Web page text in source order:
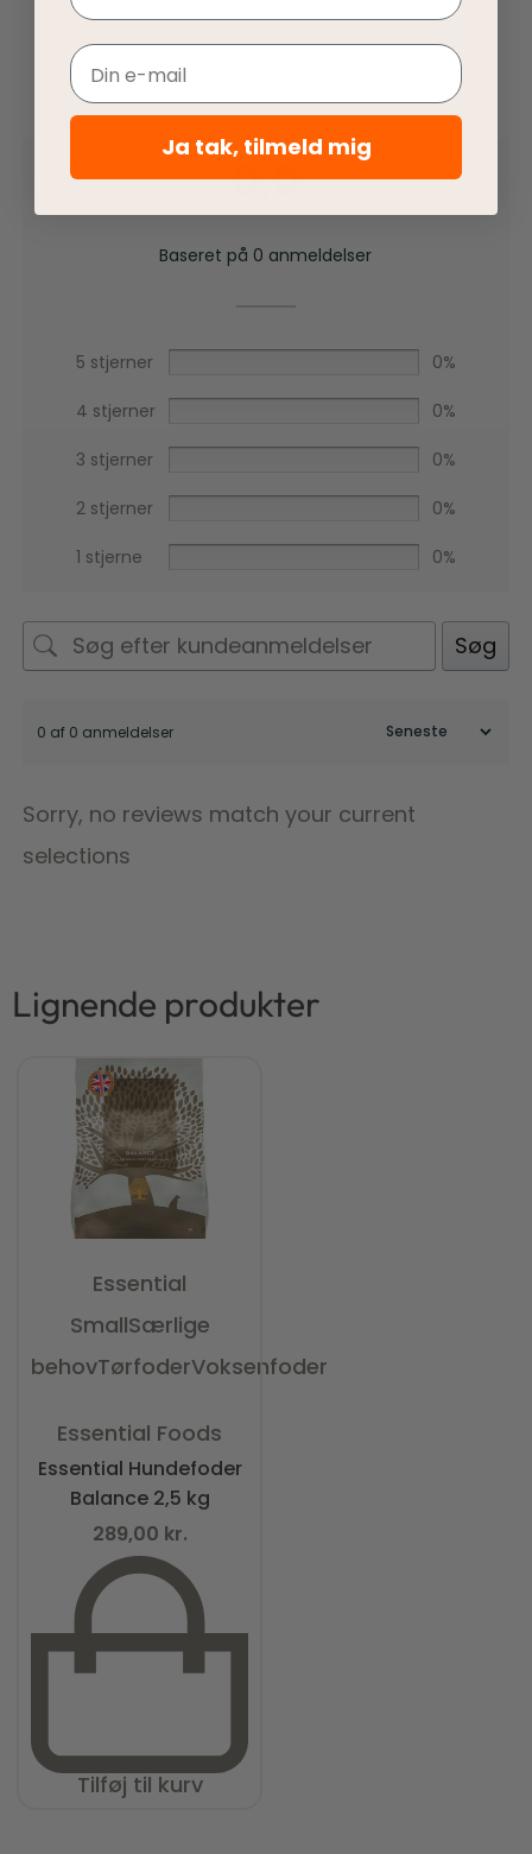
0,0
Baseret på 0 anmeldelser
5 stjerner 0%
4 stjerner 0%
3 stjerner 0%
2 stjerner 0%
1 stjerne 0%
Søg
0 af 0 anmeldelser
Sorry, no reviews match your current
selections
Lignende produkter
Essential
SmallSærlige
behovTørfoderVoksenfoder
Essential Foods
Essential Hundefoder
Balance 2,5 kg
289,00 kr.
Tilføj til kurv
Email
Ja tak, tilmeld mig